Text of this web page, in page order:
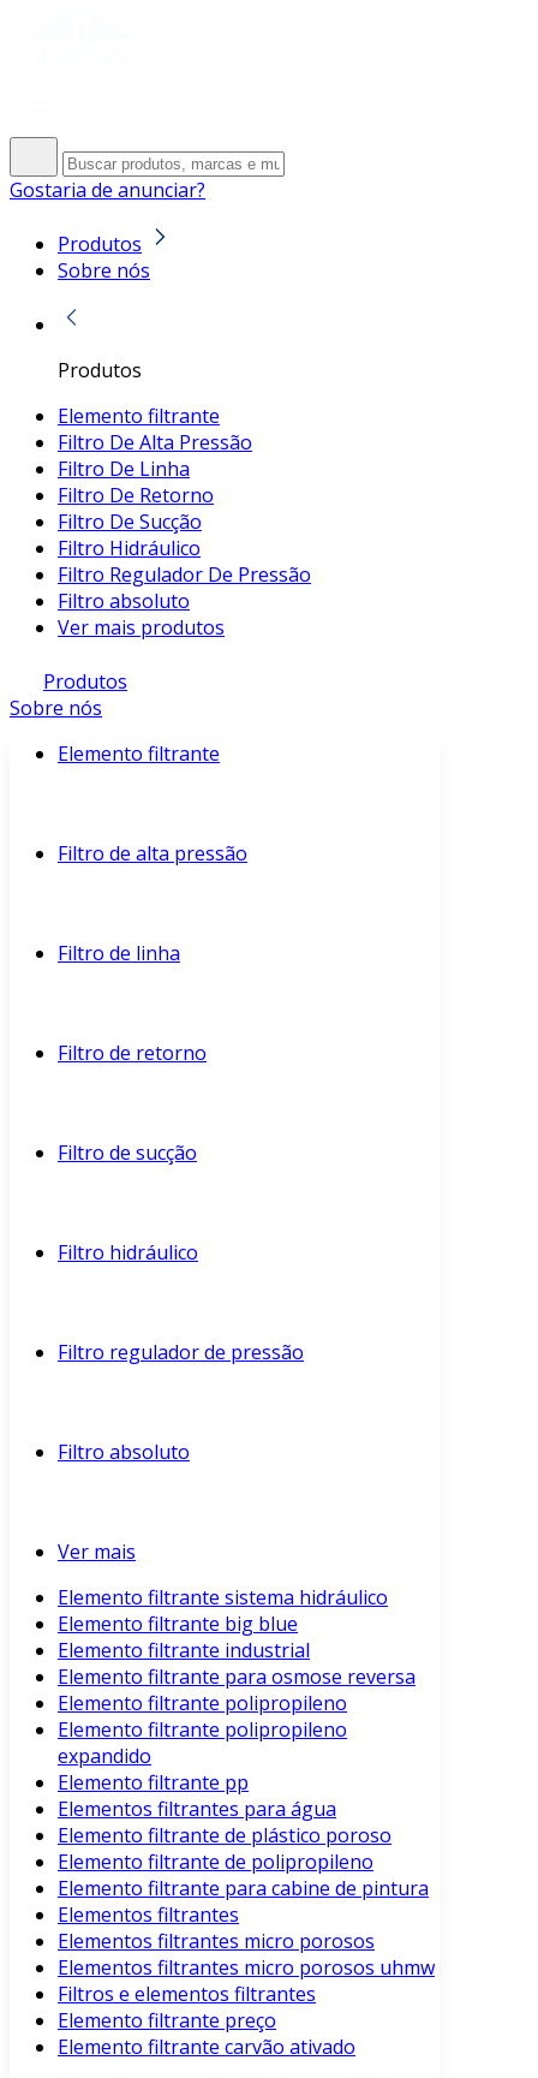
Gostaria de anunciar?
Produtos
Sobre nós
Produtos
Elemento filtrante
Filtro De Alta Pressão
Filtro De Linha
Filtro De Retorno
Filtro De Sucção
Filtro Hidráulico
Filtro Regulador De Pressão
Filtro absoluto
Ver mais produtos
Produtos
Sobre nós
Elemento filtrante
Filtro de alta pressão
Filtro de linha
Filtro de retorno
Filtro de sucção
Filtro hidráulico
Filtro regulador de pressão
Filtro absoluto
Ver mais
Elemento filtrante sistema hidráulico
Elemento filtrante big blue
Elemento filtrante industrial
Elemento filtrante para osmose reversa
Elemento filtrante polipropileno
Elemento filtrante polipropileno
expandido
Elemento filtrante pp
Elementos filtrantes para água
Elemento filtrante de plástico poroso
Elemento filtrante de polipropileno
Elemento filtrante para cabine de pintura
Elementos filtrantes
Elementos filtrantes micro porosos
Elementos filtrantes micro porosos uhmw
Filtros e elementos filtrantes
Elemento filtrante preço
Elemento filtrante carvão ativado